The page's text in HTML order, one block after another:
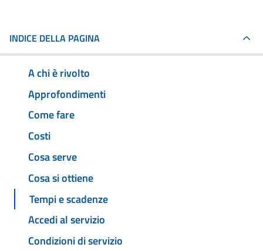
INDICE DELLA PAGINA
A chi è rivolto
Approfondimenti
Come fare
Costi
Cosa serve
Cosa si ottiene
Tempi e scadenze
Accedi al servizio
Condizioni di servizio